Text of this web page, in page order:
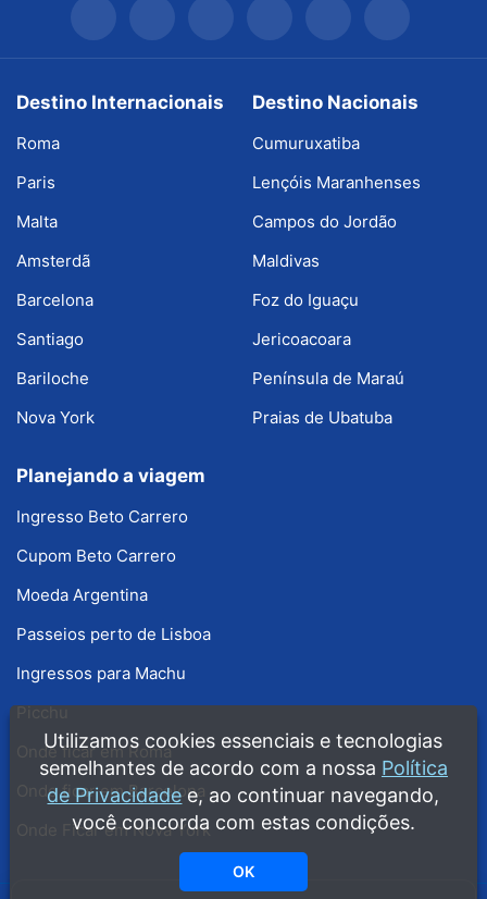
Destino Internacionais
Roma
Paris
Malta
Amsterdã
Barcelona
Santiago
Bariloche
Nova York
Destino Nacionais
Cumuruxatiba
Lençóis Maranhenses
Campos do Jordão
Maldivas
Foz do Iguaçu
Jericoacoara
Península de Maraú
Praias de Ubatuba
Planejando a viagem
Ingresso Beto Carrero
Cupom Beto Carrero
Moeda Argentina
Passeios perto de Lisboa
Ingressos para Machu
Picchu
Onde ficar em Roma
Onde ficar em Barcelona
Onde Ficar em Nova York
Utilizamos cookies essenciais e tecnologias
semelhantes de acordo com a nossa Política
de Privacidade e, ao continuar navegando,
você concorda com estas condições.
OK